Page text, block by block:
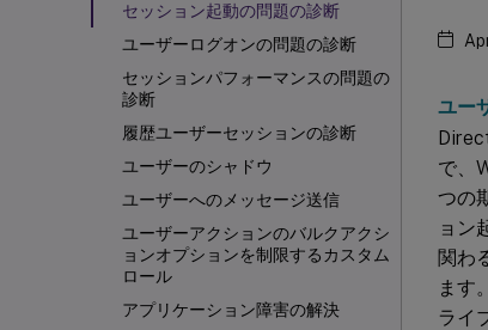
セッション起動の問題の診断
ユーザーログオンの問題の診断
セッションパフォーマンスの問題の
診断
履歴ユーザーセッションの診断
ユーザーのシャドウ
ユーザーへのメッセージ送信
ユーザーアクションのバルクアクシ
ョンオプションを制限するカスタム
ロール
アプリケーション障害の解決
ユー
で、
つの
ョン
関わ
ます
ライ